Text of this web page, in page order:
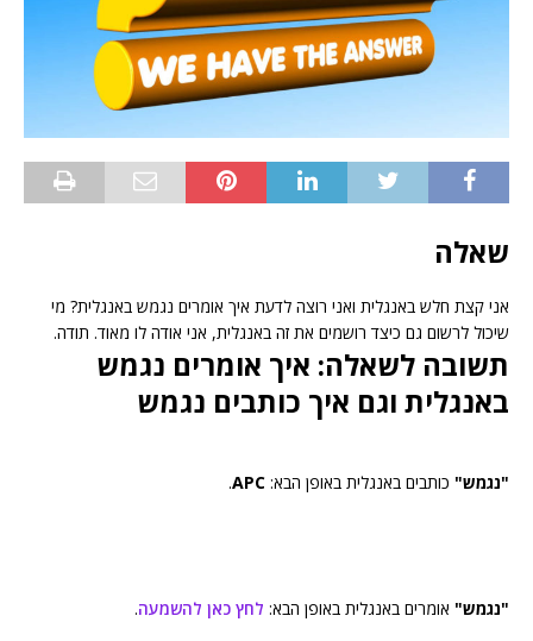
שאלה
אני קצת חלש באנגלית ואני רוצה לדעת איך אומרים נגמש באנגלית? מי
שיכול לרשום גם כיצד רושמים את זה באנגלית, אני אודה לו מאוד. תודה.
תשובה לשאלה: איך אומרים נגמש
באנגלית וגם איך כותבים נגמש
"נגמש" כותבים באנגלית באופן הבא: APC
.
"נגמש" אומרים באנגלית באופן הבא: לחץ כאן להשמעה.